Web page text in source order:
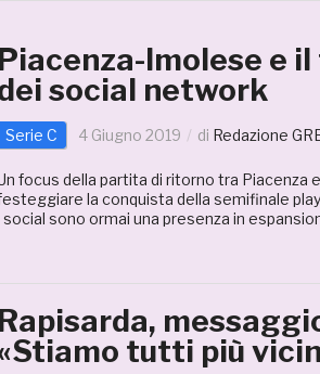
Piacenza-Imolese e
social network
Serie C 4 Giugno 2019 di Redazione
focus della partita di ritorno tra Piacenza
la conquista della semifinale
social sono ormai una presenza in
Rapisarda,
tutti più